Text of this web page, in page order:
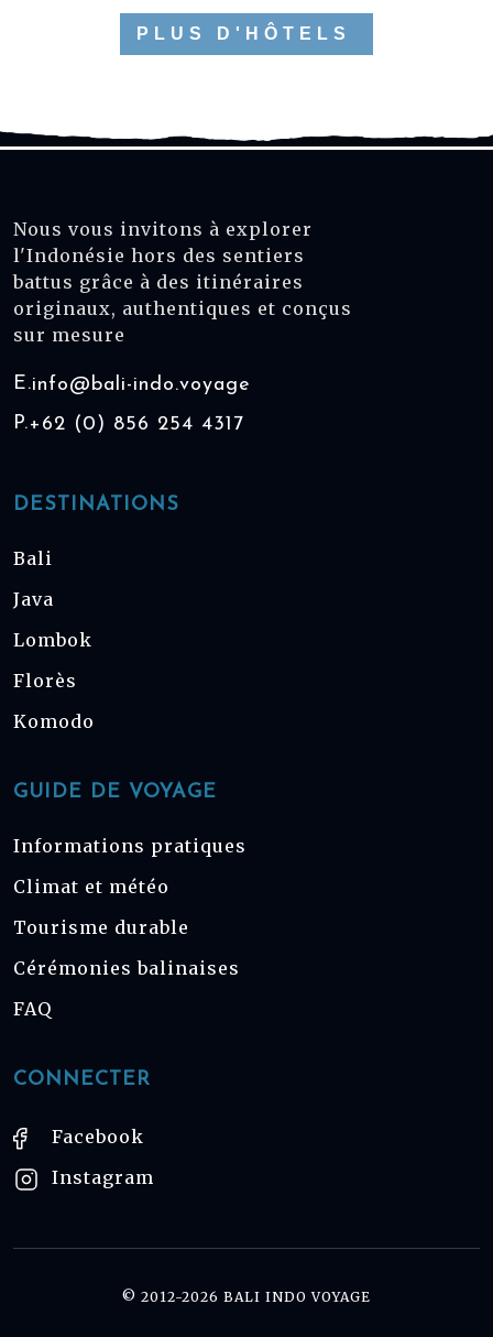
PLUS D'HÔTELS
Nous vous invitons à explorer
l'Indonésie hors des sentiers
battus grâce à des itinéraires
originaux, authentiques et conçus
sur mesure
E.info@bali-indo.voyage
P.+62 (0) 856 254 4317
DESTINATIONS
Bali
Java
Lombok
Florès
Komodo
GUIDE DE VOYAGE
Informations pratiques
Climat et météo
Tourisme durable
Cérémonies balinaises
FAQ
CONNECTER
Facebook
Instagram
© 2012-2026 BALI INDO VOYAGE